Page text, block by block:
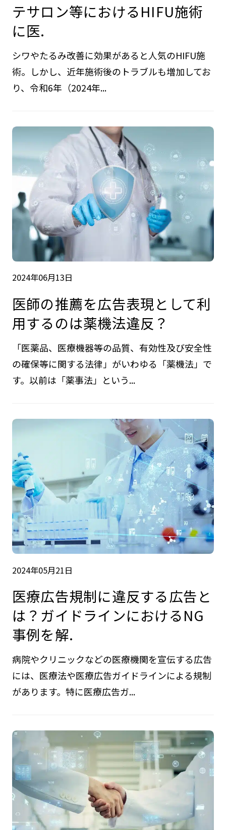
テサロン等におけるHIFU施術
に医.
シワやたるみ改善に効果があると人気のHIFU施
術。しかし、近年施術後のトラブルも増加してお
り、令和6年（2024年...
2024年06月13日
医師の推薦を広告表現として利
用するのは薬機法違反？
「医薬品、医療機器等の品質、有効性及び安全性
の確保等に関する法律」がいわゆる「薬機法」で
す。以前は「薬事法」という...
2024年05月21日
医療広告規制に違反する広告と
は？ガイドラインにおけるNG
事例を解.
病院やクリニックなどの医療機関を宣伝する広告
には、医療法や医療広告ガイドラインによる規制
があります。特に医療広告ガ...